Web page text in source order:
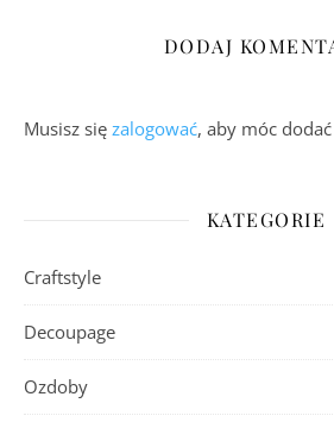
DODAJ
Musisz się zalogować, aby móc
KATEGORIE
Craftstyle
Decoupage
Ozdoby